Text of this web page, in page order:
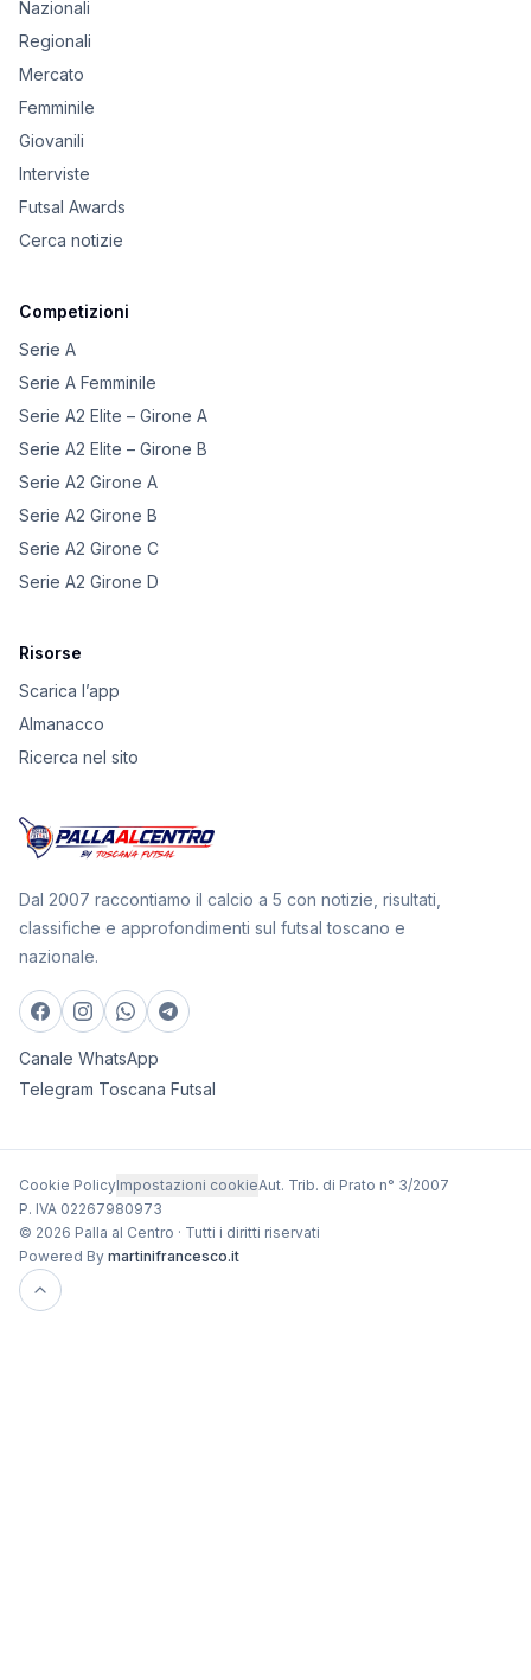
Nazionali
Regionali
Mercato
Femminile
Giovanili
Interviste
Futsal Awards
Cerca notizie
Competizioni
Serie A
Serie A Femminile
Serie A2 Elite – Girone A
Serie A2 Elite – Girone B
Serie A2 Girone A
Serie A2 Girone B
Serie A2 Girone C
Serie A2 Girone D
Risorse
Scarica l’app
Almanacco
Ricerca nel sito
Dal 2007 raccontiamo il calcio a 5 con notizie, risultati,
classifiche e approfondimenti sul futsal toscano e
nazionale.
Canale WhatsApp
Telegram Toscana Futsal
Cookie PolicyImpostazioni cookieAut. Trib. di Prato n° 3/2007
P. IVA 02267980973
© 2026 Palla al Centro · Tutti i diritti riservati
Powered By martinifrancesco.it